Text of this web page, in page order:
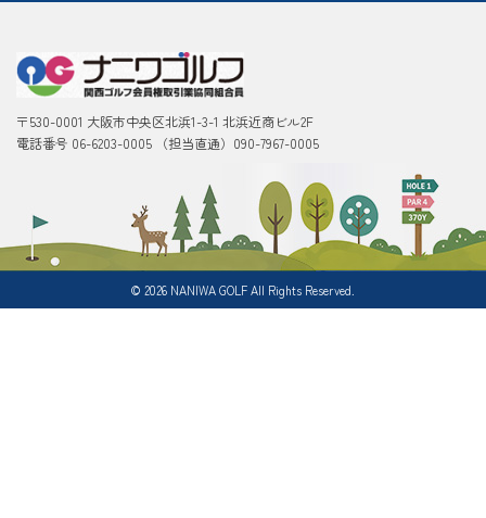
〒530-0001 大阪市中央区北浜1-3-1 北浜近商ビル2F
電話番号 06-6203-0005 （担当直通）090-7967-0005
©2026 NANIWA GOLF All Rights Reserved.